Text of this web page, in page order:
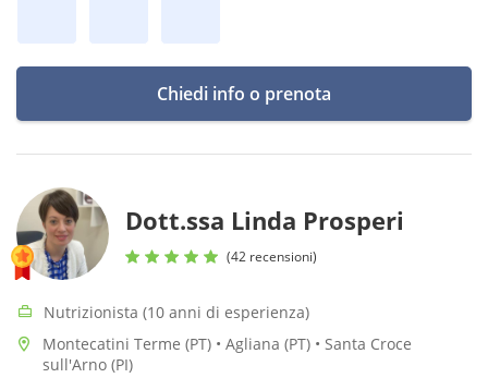
Chiedi info o prenota
Dott.ssa Linda Prosperi
(42 recensioni)
Nutrizionista (10 anni di esperienza)
Montecatini Terme (PT) • Agliana (PT) • Santa Croce
sull'Arno (PI)